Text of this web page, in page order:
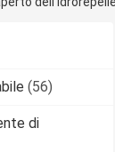
(56)
di